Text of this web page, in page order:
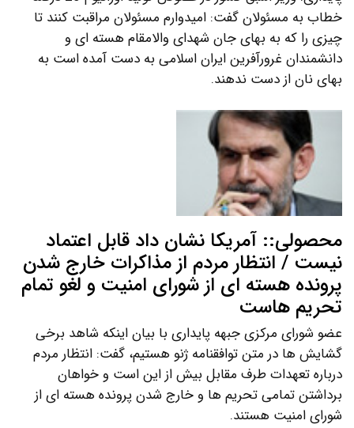
خطاب به مسئولان گفت: امیدوارم مسئولان مراقبت کنند تا
چیزی را که به بهای جان شهدای والامقام هسته ای و
دانشمندان غرورآفرین ایران اسلامی به دست آمده است به
بهای نان از دست ندهند.
محصولی:: آمریکا نشان داد قابل اعتماد
نیست / انتظار مردم از مذاکرات خارج شدن
پرونده هسته ای از شورای امنیت و لغو تمام
تحریم هاست
عضو شورای مرکزی جبهه پایداری با بیان اینکه شاهد برخی
گشایش ها در متن توافقنامه ژنو هستیم، گفت: انتظار مردم
درباره تعهدات طرف مقابل بیش از این است و خواهان
برداشتن تمامی تحریم ها و خارج شدن پرونده هسته ای از
شورای امنیت هستند.